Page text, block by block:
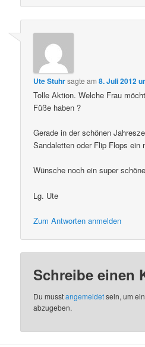
Ute Stuhrsagte am8. Juli 2012
Tolle Aktion. Welche Frau
Füße haben ?
Gerade in der schönen
Sandaletten oder Flip Flops ein
Wünsche noch ein super
Lg. Ute
Zum Antworten anmelden
Schreibe einen
Du musstangemeldetsein, um
abzugeben.